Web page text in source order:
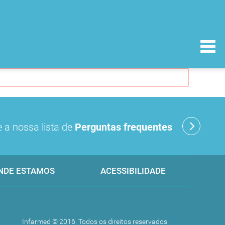
a nossa lista de Perguntas frequentes
ESTAMOS ACESSIBILIDADE
Infarmed © 2016. Todos os direitos reservados